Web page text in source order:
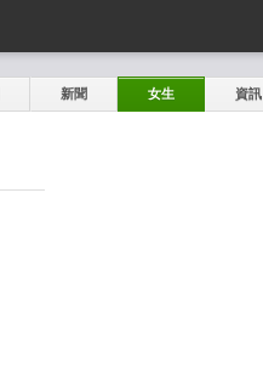
新聞 女生 資訊